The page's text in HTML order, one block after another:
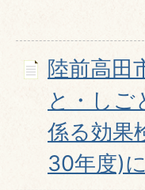
陸前高田
と・しご
係る効果
30年度)